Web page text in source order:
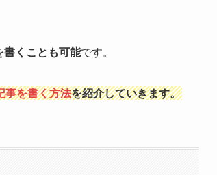
書くことも可能です。
事を書く方法を紹介していきます。